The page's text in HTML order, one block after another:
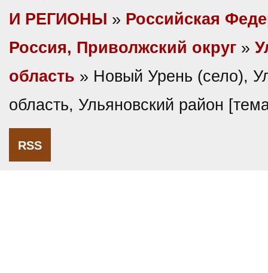
И РЕГИОНЫ » Российская
Россия, Приволжский округ »
область » Новый Урень (село),
область, Ульяновский район
RSS